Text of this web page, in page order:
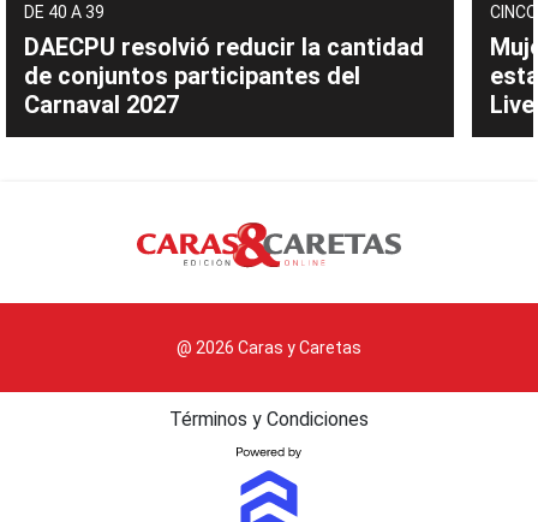
DE 40 A 39
DAECPU resolvió reducir la cantidad
de conjuntos participantes del
Carnaval 2027
@ 2026 Caras y Caretas
Términos y Condiciones